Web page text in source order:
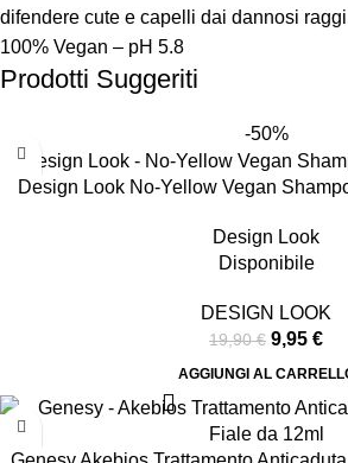
difendere cute e capelli dai dannosi
100% Vegan – pH 5.8
Prodotti Suggeriti
-50%
Design Look No-Yellow Vegan
Design Look
Disponibile
DESIGN LOOK
19,90€ 9,95 €
AGGIUNGI AL